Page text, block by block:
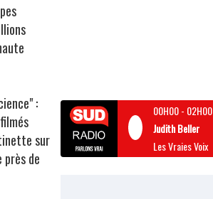
:
sur
près de
00H00- 02H00
Judith Beller
Les Vraies Voix